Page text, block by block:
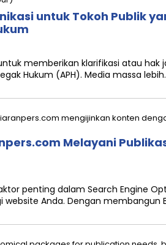
untuk Tokoh Publik
untuk memberikan klarifikasi atau hak
Hukum (APH). Media massa
Melayani
penting dalam Search Engine
Anda. Dengan membangun